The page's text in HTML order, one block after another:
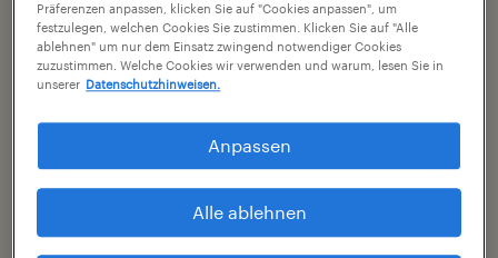
Präferenzen anpassen, klicken Sie auf "Cookies anpassen", um
festzulegen, welchen Cookies Sie zustimmen. Klicken Sie auf "Alle
ablehnen" um nur dem Einsatz zwingend notwendiger Cookies
zuzustimmen. Welche Cookies wir verwenden und warum, lesen Sie in
unserer Datenschutzhinweisen.
Anpassen
Alle ablehnen